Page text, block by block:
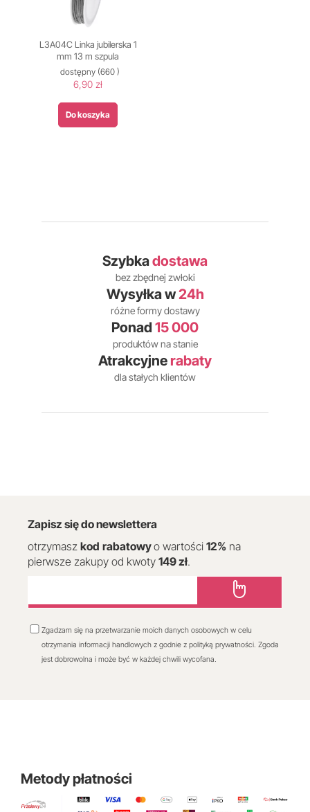
L3A04C Linka jubilerska 1
mm 13 m szpula
dostępny(660 )
6,90 zł
Do koszyka
Szybkadostawa
bez zbędnej zwłoki
Wysyłka w24h
różne formy dostawy
Ponad 15 000
produktów na stanie
Atrakcyjne rabaty
dla stałych klientów
Zapisz się do newslettera
otrzymasz kod rabatowyo wartości 12% na
pierwsze zakupy od kwoty 149 zł.
Zgadzam się na przetwarzanie moich danych osobowych w celu
otrzymania informacji handlowych z godnie z polityką prywatności. Zgoda
jest dobrowolna i może być w każdej chwili wycofana.
Metody płatności